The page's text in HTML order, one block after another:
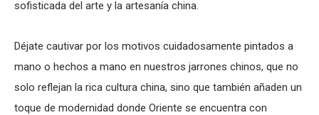
sofisticada del arte y la artesanía china.
Déjate cautivar por los motivos cuidadosamente pintados a
mano o hechos a mano en nuestros jarrones chinos, que no
solo reflejan la rica cultura china, sino que también añaden un
toque de modernidad donde Oriente se encuentra con